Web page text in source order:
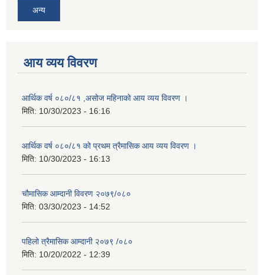
अन्य
आय व्यय विवरण
आर्थिक वर्ष ०८०/८१ ,असोज महिनाको आय व्यय विवरण ।
मिति: 10/30/2023 - 16:16
आर्थिक वर्ष ०८०/८१ को प्रथम त्रैमासिक आय व्यय विवरण ।
मिति: 10/30/2023 - 16:13
चौमासिक आम्दानी विवरण २०७९/०८०
मिति: 03/30/2023 - 14:52
पहिलो त्रैमासिक आम्दानी २०७९ /०८०
मिति: 10/20/2022 - 12:39